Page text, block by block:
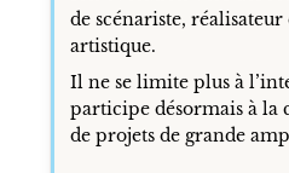
de scénariste, réalisateur
artistique.
Il ne se limite plus à
participe désormais à la
de projets de grande